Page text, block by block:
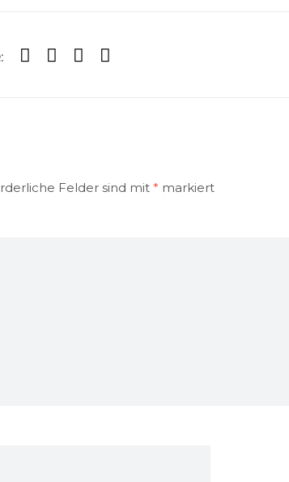
Felder sind mit * markiert